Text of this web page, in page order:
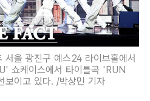
울 광진구 예스24 라이브홀에서
쇼케이스에서 타이틀곡 'RUN
이고 있다. /박상민 기자